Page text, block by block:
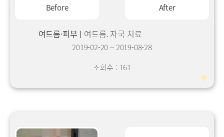
Before After
여드름·피부 여드름. 자국 치료
2019-02-20 ~ 2019-08-28
조회수 : 161